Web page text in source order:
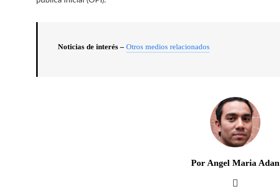
Noticias de interés – Otros medios relacionados
Por Angel Maria Adan